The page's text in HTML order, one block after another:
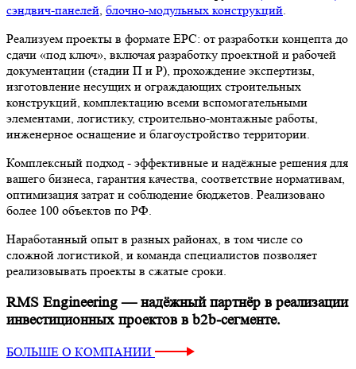
сэндвич-панелей, блочно-модульных конструкций.
Реализуем проекты в формате EPC: от разработки концепта до
сдачи «под ключ», включая разработку проектной и рабочей
документации (стадии П и Р), прохождение экспертизы,
изготовление несущих и ограждающих строительных
конструкций, комплектацию всеми вспомогательными
элементами, логистику, строительно-монтажные работы,
инженерное оснащение и благоустройство территории.
Комплексный подход - эффективные и надёжные решения для
вашего бизнеса, гарантия качества, соответствие нормативам,
оптимизация затрат и соблюдение бюджетов. Реализовано
более 100 объектов по РФ.
Наработанный опыт в разных районах, в том числе со
сложной логистикой, и команда специалистов позволяет
реализовывать проекты в сжатые сроки.
RMS Engineering — надёжный партнёр в реализации
инвестиционных проектов в b2b-сегменте.
БОЛЬШЕ О КОМПАНИИ